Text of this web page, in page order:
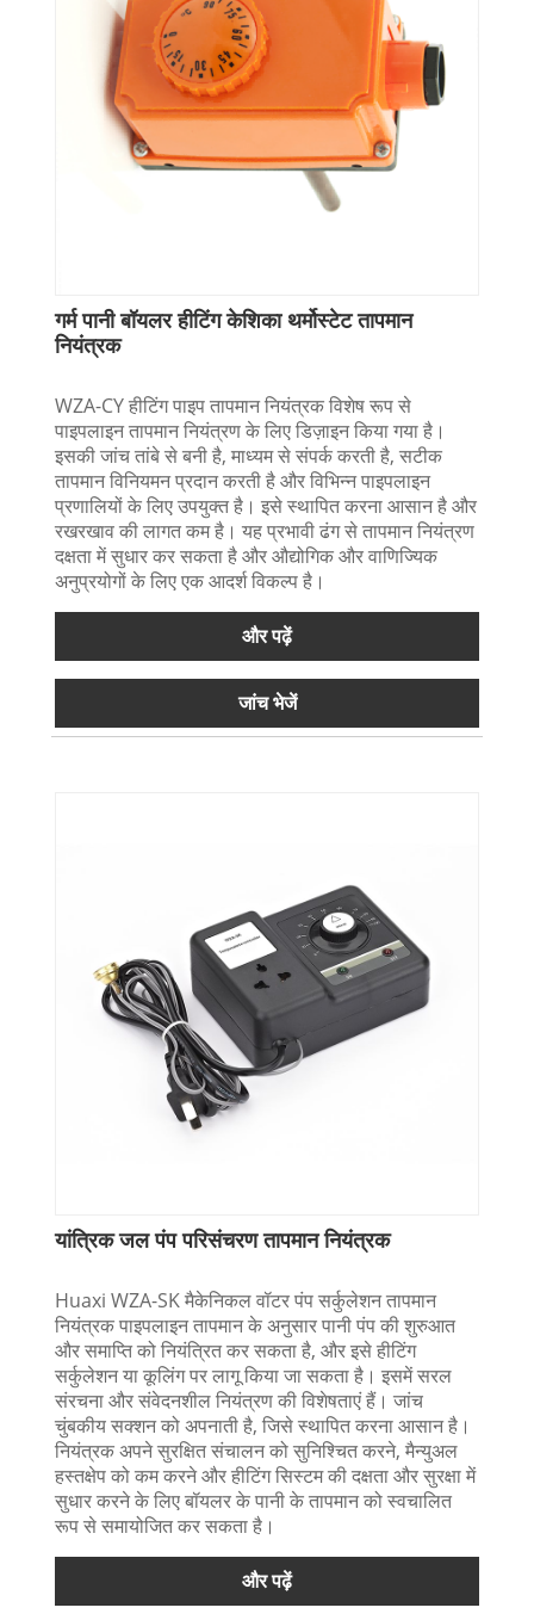
गर्म पानी बॉयलर हीटिंग केशिका थर्मोस्टेट तापमान
नियंत्रक
WZA-CY हीटिंग पाइप तापमान नियंत्रक विशेष रूप से
पाइपलाइन तापमान नियंत्रण के लिए डिज़ाइन किया गया है।
इसकी जांच तांबे से बनी है, माध्यम से संपर्क करती है, सटीक
तापमान विनियमन प्रदान करती है और विभिन्न पाइपलाइन
प्रणालियों के लिए उपयुक्त है। इसे स्थापित करना आसान है और
रखरखाव की लागत कम है। यह प्रभावी ढंग से तापमान नियंत्रण
दक्षता में सुधार कर सकता है और औद्योगिक और वाणिज्यिक
अनुप्रयोगों के लिए एक आदर्श विकल्प है।
और पढ़ें
जांच भेजें
यांत्रिक जल पंप परिसंचरण तापमान नियंत्रक
Huaxi WZA-SK मैकेनिकल वॉटर पंप सर्कुलेशन तापमान
नियंत्रक पाइपलाइन तापमान के अनुसार पानी पंप की शुरुआत
और समाप्ति को नियंत्रित कर सकता है, और इसे हीटिंग
सर्कुलेशन या कूलिंग पर लागू किया जा सकता है। इसमें सरल
संरचना और संवेदनशील नियंत्रण की विशेषताएं हैं। जांच
चुंबकीय सक्शन को अपनाती है, जिसे स्थापित करना आसान है।
नियंत्रक अपने सुरक्षित संचालन को सुनिश्चित करने, मैन्युअल
हस्तक्षेप को कम करने और हीटिंग सिस्टम की दक्षता और सुरक्षा में
सुधार करने के लिए बॉयलर के पानी के तापमान को स्वचालित
रूप से समायोजित कर सकता है।
और पढ़ें